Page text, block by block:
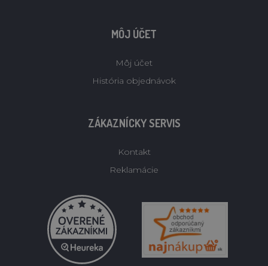
MÔJ ÚČET
Môj účet
História objednávok
ZÁKAZNÍCKY SERVIS
Kontakt
Reklamácie